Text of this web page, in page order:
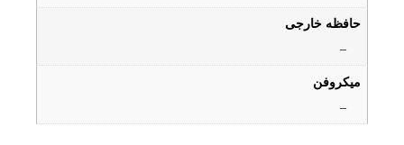
حافظه خارجی
–
میکروفن
–